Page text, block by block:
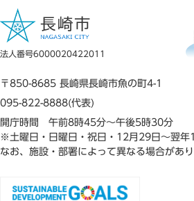
法人番号6000020422011
〒850-8685 長崎県長崎市魚の町4-1
095-822-8888(代表)
開庁時間 午前8時45分～午後5時30分
※土曜日・日曜日・祝日・12月29日～翌年
なお、施設・部署によって異なる場合があり